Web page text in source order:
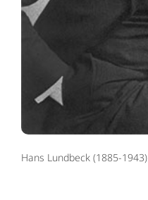
Hans Lundbeck (1885-1943)